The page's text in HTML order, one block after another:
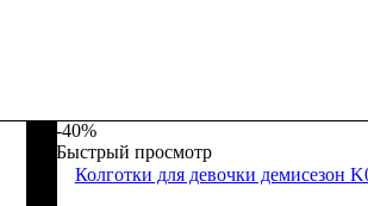
-40%
Быстрый просмотр
Колготки для девочки демисезон